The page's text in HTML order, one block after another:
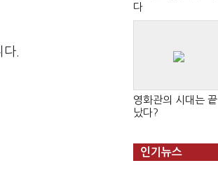
.
다
영화관의 시대는 끝
났다?
인기뉴스